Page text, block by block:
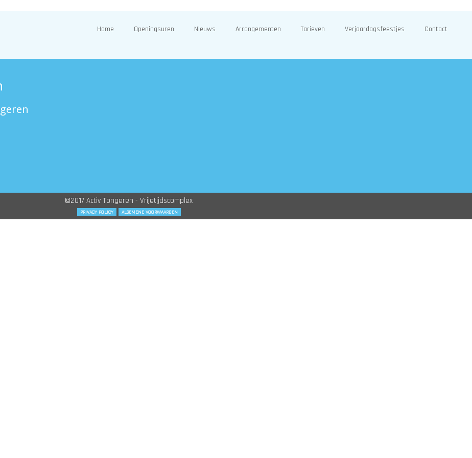
Home Openingsuren Nieuws Arrangementen Tarieven Verjaardagsfeestjes Contact
©2017 Activ Tongeren - Vrijetijdscomplex
PRIVACY POLICY ALGEMENE VOORWAARDEN